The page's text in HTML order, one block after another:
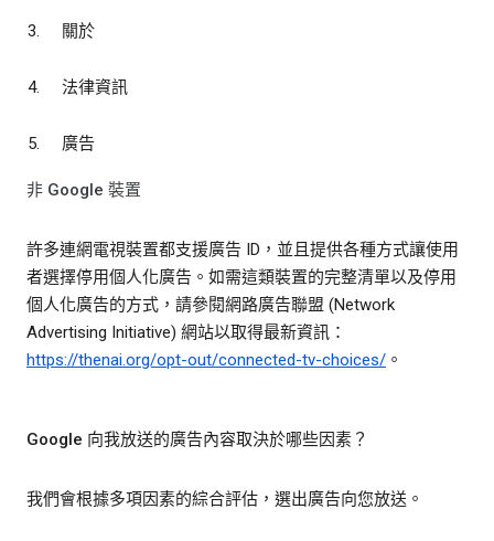
關於
法律資訊
廣告
非 Google 裝置
許多連網電視裝置都支援廣告 ID，並且提供各種方式讓使用
者選擇停用個人化廣告。如需這類裝置的完整清單以及停用
個人化廣告的方式，請參閱網路廣告聯盟 (Network
Advertising Initiative) 網站以取得最新資訊：
https://thenai.org/opt-out/connected-tv-choices/ 。
Google 向我放送的廣告內容取決於哪些因素？
我們會根據多項因素的綜合評估，選出廣告向您放送。